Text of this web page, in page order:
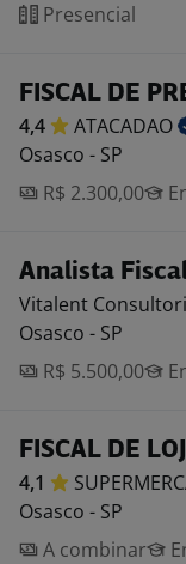
Presencial
FISCAL DE
4,4
ATACADAO
Osasco - SP
R$ 2.300,00
Analista
Vitalent
Osasco - SP
R$ 5.500,00
FISCAL DE
4,1
Osasco - SP
A combinar